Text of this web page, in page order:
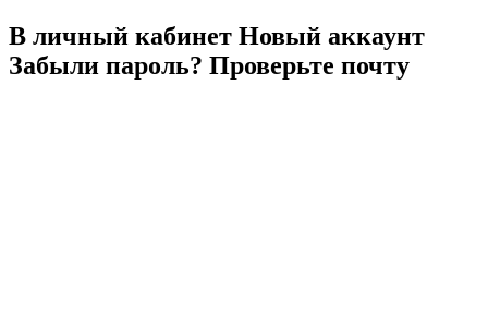
В личный кабинет Новый аккаунт
Забыли пароль? Проверьте почту